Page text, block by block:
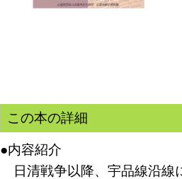
この本の詳細
●内容紹介
日清戦争以降、宇品線沿線